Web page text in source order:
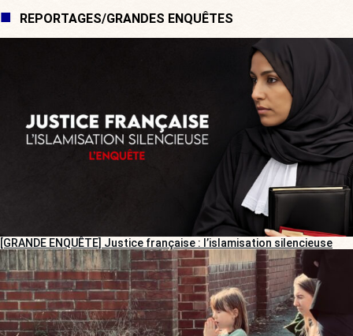
REPORTAGES/GRANDES ENQUÊTES
[GRANDE ENQUÊTE] Justice française : l’islamisation silencieuse